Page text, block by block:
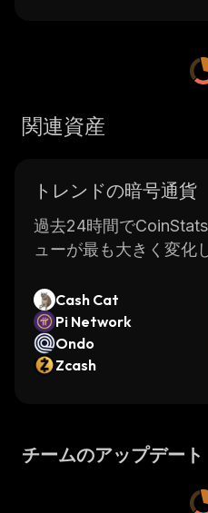
関連資産
トレンドの暗号通貨
過去24時間で
ューが最も大きく変化
Cash Cat
Pi Network
Ondo
Zcash
チームのアップデート